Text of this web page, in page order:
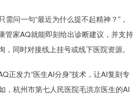
问一句“最近为什么提不起精神？”，
管家AQ就能即刻给出诊断建议，并支持
同时对接线上挂号或线下医院资源。
发力“医生AI分身”技术，让AI复刻专
，杭州市第七人民医院毛洪京医生的AI